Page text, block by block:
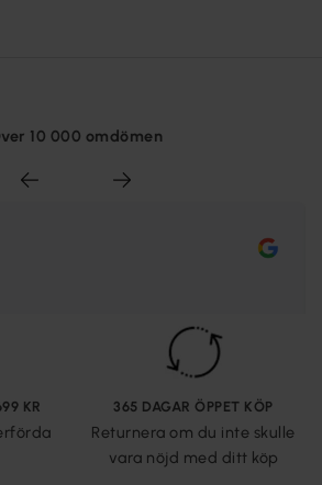
10 000 omdömen
KR 365 DAGAR ÖPPET KÖP
Returnera om du inte skulle
vara nöjd med ditt köp